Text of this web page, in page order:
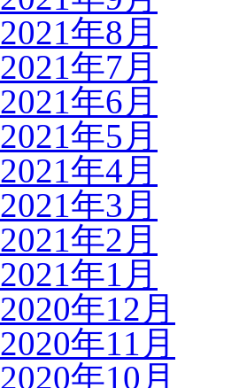
2021年8月
2021年7月
2021年6月
2021年5月
2021年4月
2021年3月
2021年2月
2021年1月
2020年12月
2020年11月
2020年10月